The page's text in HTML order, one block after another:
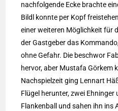
nachfolgende Ecke brachte
Bildl konnte per Kopf
einer weiteren Möglichkeit für
der Gastgeber das
ohne Gefahr. Die beschwor
hervor, aber Mustafa Görkem
Nachspielzeit ging Lennart
Flügel herunter, zwei
Flankenball und sahen ihn ins